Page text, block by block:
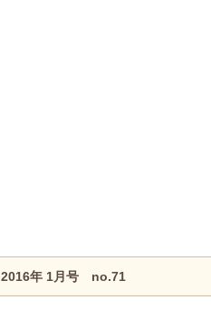
2016年 1月号 no.71